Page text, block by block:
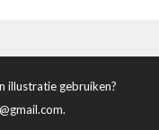
illustratie gebruiken?
.